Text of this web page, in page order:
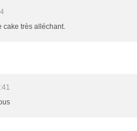
cake très alléchant.